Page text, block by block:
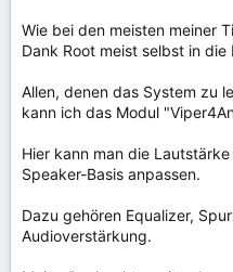
Wie bei den meisten meiner
Dank Root meist selbst in die
Allen, denen das System zu
kann ich das Modul
Hier kann man die
Speaker-Basis anpassen.
Dazu gehören Equalizer,
Audioverstärkung.